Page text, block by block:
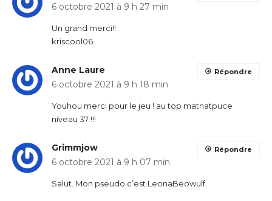
6 octobre 2021 à 9 h 27 min
Un grand merci!!
kriscool06
Anne Laure
6 octobre 2021 à 9 h 18 min
Youhou merci pour le jeu ! au top matnatpuce
niveau 37 !!!
Répondre
Grimmjow
6 octobre 2021 à 9 h 07 min
Salut. Mon pseudo c’est LeonaBeowulf.
Répondre